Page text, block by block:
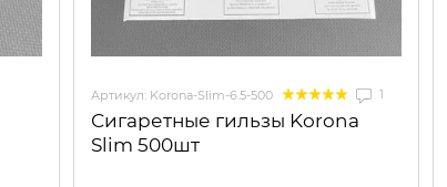
Артикул: Korona-Slim-6.5-500 1
Сигаретные гильзы Korona
Slim 500шт